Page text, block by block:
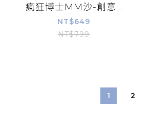
瘋狂博士MM沙-創意...
NT$649
NT$799
1 2